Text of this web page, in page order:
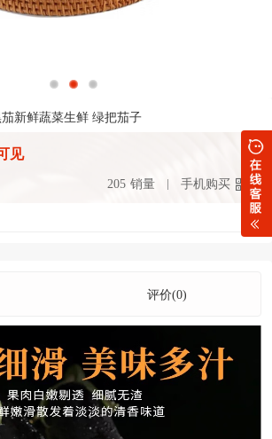
新鲜蔬菜生鲜 绿把茄子
见
205 销量 手机购买
评价(0)